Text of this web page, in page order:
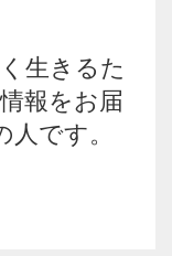
生きるた
報をお届
です。